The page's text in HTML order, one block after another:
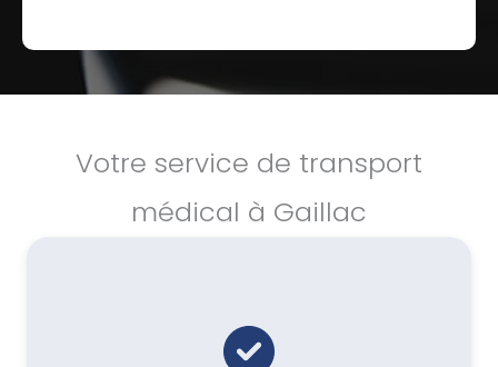
Votre service de transport
médical à Gaillac